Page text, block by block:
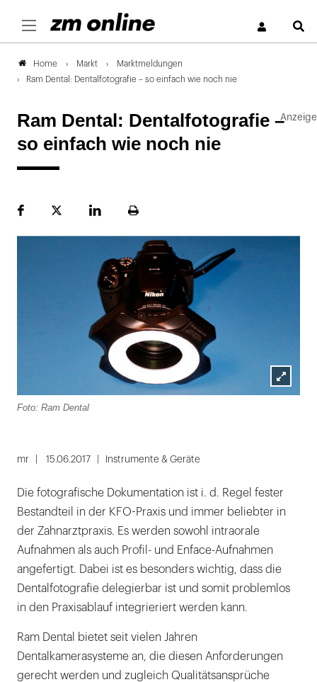
Home Markt
Marktmeldungen
Ram Dental: Dentalfotografie – so einfach wie noch nie
Ram Dental: Dentalfotografie –
so einfach wie noch nie
FacebookPlattformLinekdInSeite
Lightbox
Foto: Ram Dental
mr 15.06.2017 Instrumente & Geräte
Die fotografische Dokumentation ist i. d. Regel fester
Bestandteil in der KFO-Praxis und immer beliebter in
der Zahnarztpraxis. Es werden sowohl intraorale
Aufnahmen als auch Profil- und Enface-Aufnahmen
angefertigt. Dabei ist es besonders wichtig, dass die
Dentalfotografie delegierbar ist und somit problemlos
in den Praxisablauf integrieriert werden kann.
Ram Dental bietet seit vielen Jahren
Dentalkamerasysteme an, die diesen Anforderungen
gerecht werden und zugleich Qualitätsansprüche